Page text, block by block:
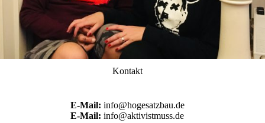
Kontakt
E-Mail: info@hogesatzbau.de
E-Mail: info@aktivistmuss.de